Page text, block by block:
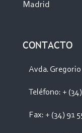
Madrid
CONTACTO
Avda.
Teléfono: +
Fax: + (34) 91